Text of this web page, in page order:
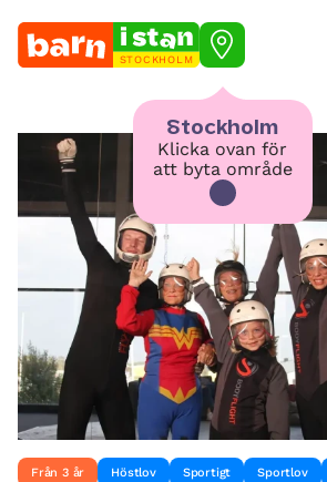
STOCKHOLM
Stockholm
Klicka ovan för
att byta område
Från 3 år Höstlov Sportigt Sportlov